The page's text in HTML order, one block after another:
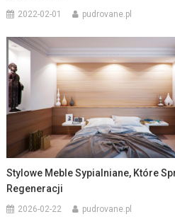
2022-02-01 pudrovane.pl
Stylowe Meble Sypialniane, Które
Regeneracji
2026-02-22 pudrovane.pl